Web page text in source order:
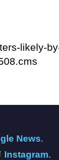
likely-
News.
Instagram.